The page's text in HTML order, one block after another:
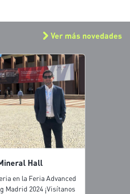
Ver más novedades
Hall
en la Feria Advanced
Madrid 2024 ¡Visítanos